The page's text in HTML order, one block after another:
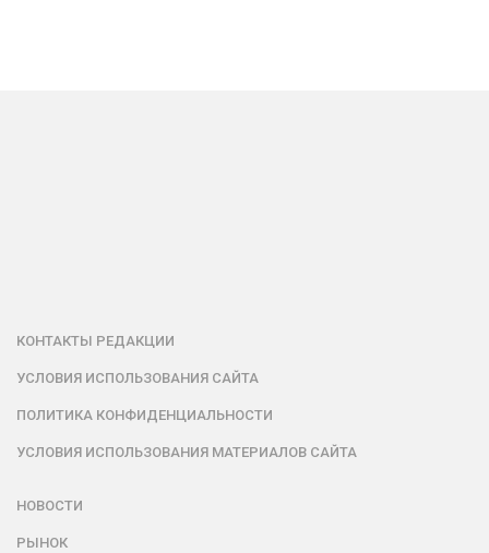
КОНТАКТЫ РЕДАКЦИИ
УСЛОВИЯ ИСПОЛЬЗОВАНИЯ САЙТА
ПОЛИТИКА КОНФИДЕНЦИАЛЬНОСТИ
УСЛОВИЯ ИСПОЛЬЗОВАНИЯ МАТЕРИАЛОВ САЙТА
НОВОСТИ
РЫНОК